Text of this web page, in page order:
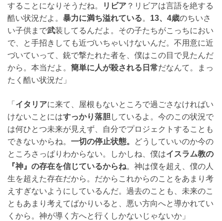
することになりそうだね。
リビア ？リビアは言語を絶する
酷い状況だよ。 暴力に満ち溢れている。 13、4歳のちいさ
い子供まで武装してるんだよ。その子たちがこっちにおい
で、と手招きしても近づいちゃいけないんだ。不用意に近
づいていって、銃で撃たれた者を、僕はこの目で見たんだ
から。本当だよ。 簡単に人が殺される日常だなんて。まっ
たく酷い状況だ」
「 イタリアに来て、屋根もないところで過ごさなければい
けないことにはすっかり落胆 しているよ。今のこの状況で
は何ひとつ未来が見えず、自分でプロジェクトすることも
できないからね。 一切の停止状態。
どうしていいのか今の
ところさっぱりわからない。しかしね、僕はイスラム教の
『神』の存在を信じているからね。神は僕を超え、僕の人
生を超えた存在だから。だからこれからのことをあまり考
えすぎないようにしているんだ。過去のことも、未来のこ
ともあまり考えてばかりいると、悪い方向へと導かれてい
くから。神が導く方へと行くしかないじゃないか」